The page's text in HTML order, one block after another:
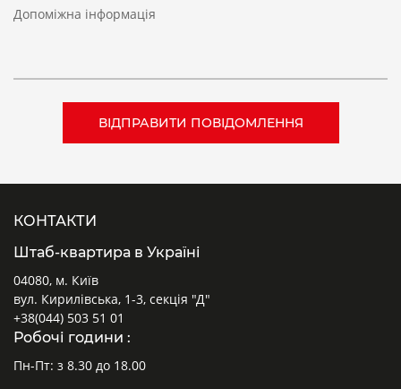
Допоміжна інформація
КОНТАКТИ
Штаб-квартира в Україні
04080, м. Київ
вул. Кирилівська, 1-3, секція "Д"
+38(044) 503 51 01
Робочі години :
Пн-Пт: з 8.30 до 18.00